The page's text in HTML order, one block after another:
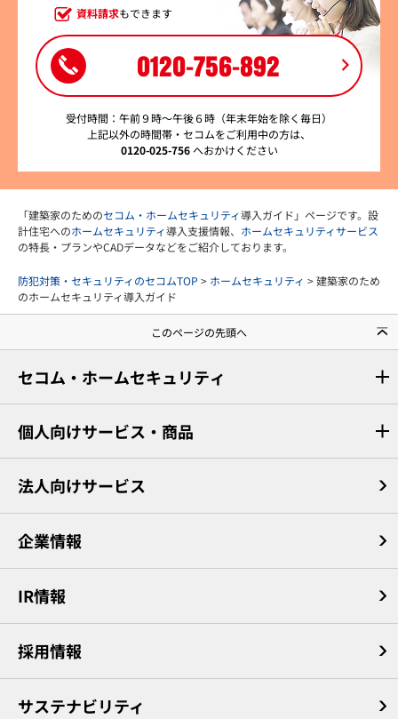
0120-756-892
資料請求もできます
受付時間：午前９時～午後６時（年末年始を除く毎日）
上記以外の時間帯・セコムをご利用中の方は、
0120-025-756へおかけください
「建築家のためのセコム・ホームセキュリティ導入ガイド」ページです。設
計住宅へのホームセキュリティ導入支援情報、 ホームセキュリティサービス
の特長・プランやCADデータなどをご紹介しております。
防犯対策・セキュリティのセコムTOP > ホームセキュリティ > 建築家のため
のホームセキュリティ導入ガイド
このページの先頭へ
セコム・ホームセキュリティ
個人向けサービス・商品
法人向けサービス
企業情報
IR情報
採用情報
サステナビリティ